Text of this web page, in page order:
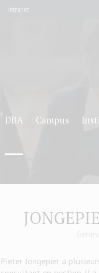
Intranet
DBA Campus
Pieter Jongepier a